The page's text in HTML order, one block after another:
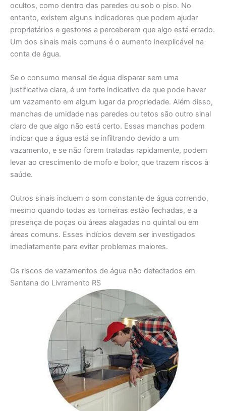
ocultos, como dentro das paredes ou sob o piso. No
entanto, existem alguns indicadores que podem ajudar
proprietários e gestores a perceberem que algo está errado.
Um dos sinais mais comuns é o aumento inexplicável na
conta de água.
Se o consumo mensal de água disparar sem uma
justificativa clara, é um forte indicativo de que pode haver
um vazamento em algum lugar da propriedade. Além disso,
manchas de umidade nas paredes ou tetos são outro sinal
claro de que algo não está certo. Essas manchas podem
indicar que a água está se infiltrando devido a um
vazamento, e se não forem tratadas rapidamente, podem
levar ao crescimento de mofo e bolor, que trazem riscos à
saúde.
Outros sinais incluem o som constante de água correndo,
mesmo quando todas as torneiras estão fechadas, e a
presença de poças ou áreas alagadas no quintal ou em
áreas comuns. Esses indícios devem ser investigados
imediatamente para evitar problemas maiores.
Os riscos de vazamentos de água não detectados em
Santana do Livramento RS